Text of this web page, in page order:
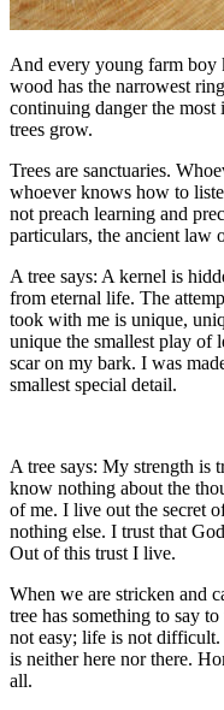
And every young farm boy
wood has the narrowest
continuing danger the most
trees grow.
Trees are sanctuaries.
whoever knows how to
not preach learning and
particulars, the ancient law
A tree says: A kernel is
from eternal life. The
took with me is unique,
unique the smallest play of
scar on my bark. I was
smallest special detail.
A tree says: My strength is
know nothing about the
of me. I live out the secret
nothing else. I trust that
Out of this trust I live.
When we are stricken and
tree has something to say
not easy; life is not
is neither here nor there.
all.